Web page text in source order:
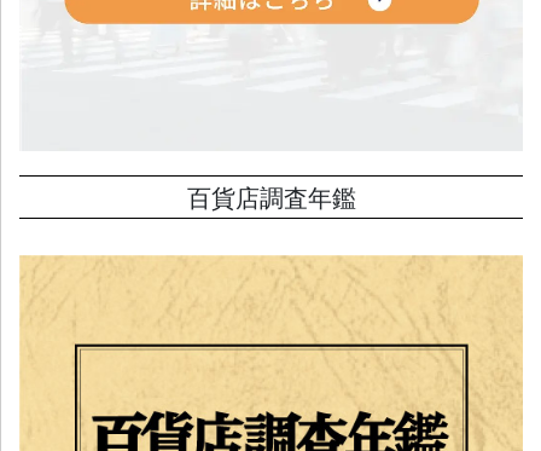
百貨店調査年鑑